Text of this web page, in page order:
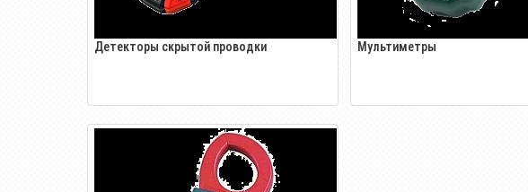
Детекторы скрытой проводки Мультиметры